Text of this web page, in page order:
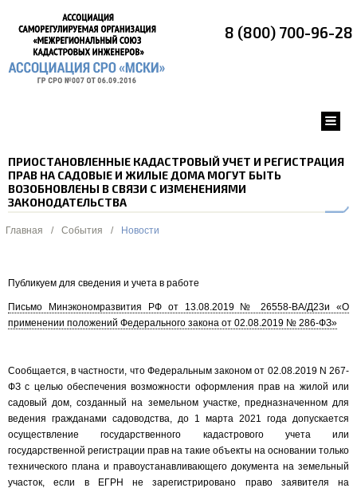
8 (800) 700-96-28
ПРИОСТАНОВЛЕННЫЕ КАДАСТРОВЫЙ УЧЕТ И РЕГИСТРАЦИЯ
ПРАВ НА САДОВЫЕ И ЖИЛЫЕ ДОМА МОГУТ БЫТЬ
ВОЗОБНОВЛЕНЫ В СВЯЗИ С ИЗМЕНЕНИЯМИ
ЗАКОНОДАТЕЛЬСТВА
Главная / События / Новости
Публикуем для сведения и учета в работе
Письмо Минэкономразвития РФ от
13.08.2019 № 26558-ВА/Д23и «О
применении положений Федерального закона от 02.08.2019 № 286-ФЗ»
Сообщается, в частности, что Федеральным законом от 02.08.2019 N 267-
ФЗ с целью обеспечения возможности оформления прав на жилой или
садовый дом, созданный на земельном участке, предназначенном для
ведения гражданами садоводства, до 1 марта 2021 года допускается
осуществление государственного кадастрового учета или
государственной регистрации прав на такие объекты на основании только
технического плана и правоустанавливающего документа на земельный
участок, если в ЕГРН не зарегистрировано право заявителя на